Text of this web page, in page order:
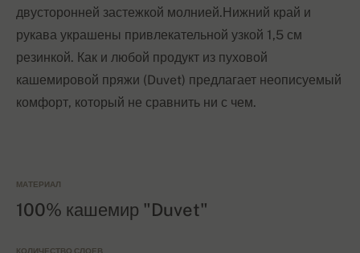
двусторонней застежкой молнией.Нижний край и
рукава украшены привлекательной узкой 1,5 см
резинкой. Как и любой продукт из пуховой
кашемировой пряжи (Duvet) предлагает неописуемый
комфорт, который не сравнить ни с чем.
МАТЕРИАЛ
100% кашемир "Duvet"
КОЛИЧЕСТВО СЛОЕВ